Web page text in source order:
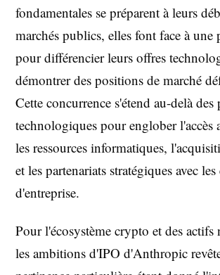
fondamentales se préparent à leurs
marchés publics, elles font face à une
pour différencier leurs offres
démontrer des positions de marché
Cette concurrence s'étend au-delà des
technologiques pour englober l'accès
les ressources informatiques,
et les partenariats stratégiques avec
d'entreprise.
Pour l'écosystème crypto et des actifs
les ambitions d'IPO d'Anthropic